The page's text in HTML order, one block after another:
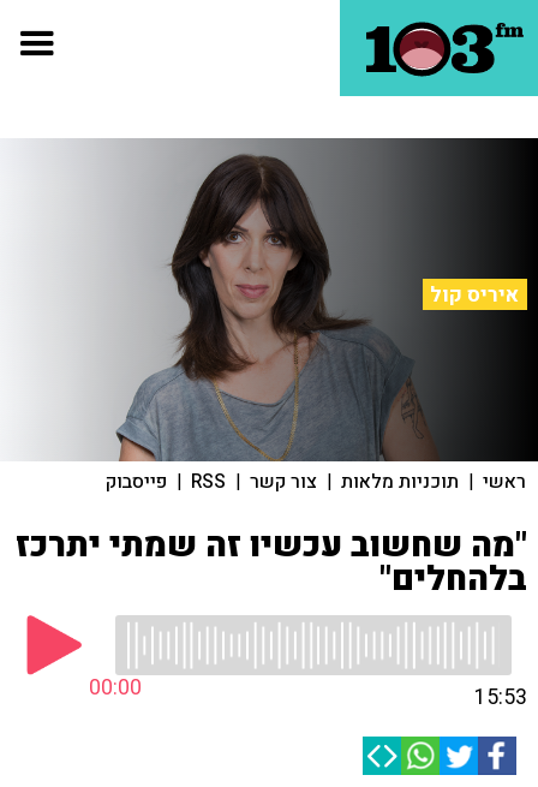
איריס קול
ראשי | תוכניות מלאות | צור קשר |
RSS
| פייסבוק
"מה שחשוב עכשיו זה שמתי יתרכז
בלהחלים"
00:00 15:53